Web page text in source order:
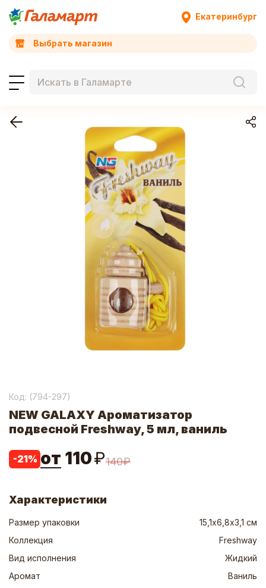
Екатеринбург
Выбрать магазин
Код: (794-297)
NEW GALAXY Ароматизатор
подвесной Freshway, 5 мл, ваниль
-21% от 110₽140₽
Характеристики
Размер упаковки
15,1х6,8х3,1 см
Коллекция
Freshway
Вид исполнения
Жидкий
Аромат
Ваниль